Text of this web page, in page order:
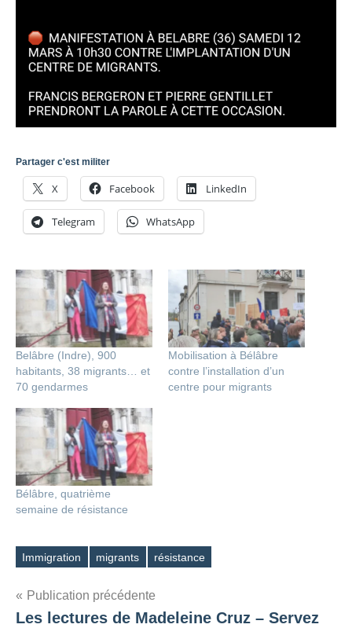
Partager c'est militer
X Facebook LinkedIn
Telegram WhatsApp
Belâbre (Indre), 900
habitants, 38 migrants… et
70 gendarmes
Mobilisation à Bélâbre
contre l’installation d’un
centre pour migrants
Bélâbre, quatrième
semaine de résistance
Étiquettes
Immigration migrants résistance
Navigation
Publication précédente
Les lectures de Madeleine Cruz – Servez